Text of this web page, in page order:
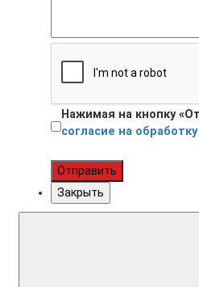
Нажимая на кнопку
согласие на
Отправить
Закрыть